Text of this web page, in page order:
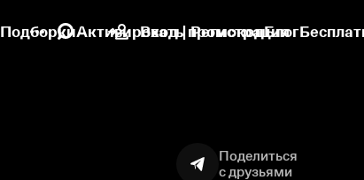
ПодборкиАктивировать промокодБлог
Вход | Регистрация
Поделиться
с друзьями